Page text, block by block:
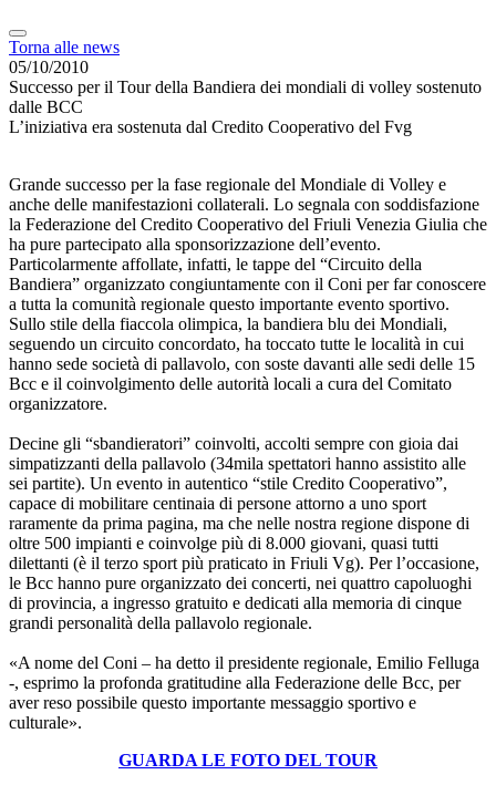
Torna alle news
05/10/2010
Successo per il Tour della Bandiera dei mondiali di volley sostenuto
dalle BCC
L’iniziativa era sostenuta dal Credito Cooperativo del Fvg
Grande successo per la fase regionale del Mondiale di Volley e
anche delle manifestazioni collaterali. Lo segnala con soddisfazione
la Federazione del Credito Cooperativo del Friuli Venezia Giulia che
ha pure partecipato alla sponsorizzazione dell’evento.
Particolarmente affollate, infatti, le tappe del “Circuito della
Bandiera” organizzato congiuntamente con il Coni per far conoscere
a tutta la comunità regionale questo importante evento sportivo.
Sullo stile della fiaccola olimpica, la bandiera blu dei Mondiali,
seguendo un circuito concordato, ha toccato tutte le località in cui
hanno sede società di pallavolo, con soste davanti alle sedi delle 15
Bcc e il coinvolgimento delle autorità locali a cura del Comitato
organizzatore.
Decine gli “sbandieratori” coinvolti, accolti sempre con gioia dai
simpatizzanti della pallavolo (34mila spettatori hanno assistito alle
sei partite). Un evento in autentico “stile Credito Cooperativo”,
capace di mobilitare centinaia di persone attorno a uno sport
raramente da prima pagina, ma che nelle nostra regione dispone di
oltre 500 impianti e coinvolge più di 8.000 giovani, quasi tutti
dilettanti (è il terzo sport più praticato in Friuli Vg). Per l’occasione,
le Bcc hanno pure organizzato dei concerti, nei quattro capoluoghi
di provincia, a ingresso gratuito e dedicati alla memoria di cinque
grandi personalità della pallavolo regionale.
«A nome del Coni – ha detto il presidente regionale, Emilio Felluga
-, esprimo la profonda gratitudine alla Federazione delle Bcc, per
aver reso possibile questo importante messaggio sportivo e
culturale».
GUARDA LE FOTO DEL TOUR